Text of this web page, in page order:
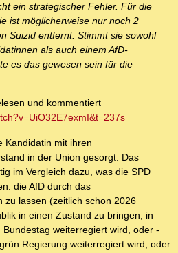
ein strategischer Fehler. Für die
ist möglicherweise nur noch 2
Suizid entfernt. Stimmt sie sowohl
als auch einem AfD-
es das gewesen sein für die
und kommentiert
Kandidatin mit ihren
in der Union gesorgt. Das
im Vergleich dazu, was die SPD
die AfD durch das
zu lassen (zeitlich schon 2026
in einen Zustand zu bringen, in
weiterregiert wird, oder -
Regierung weiterregiert wird, oder